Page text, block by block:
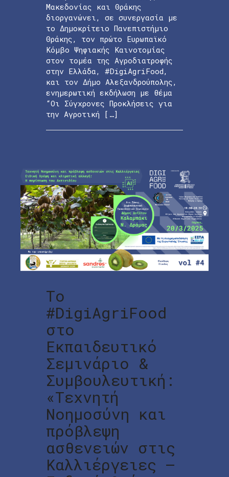
Μακεδονίας και Θράκης
διοργανώνει, σε συνεργασία με
το Δημοκρίτειο Πανεπιστήμιο
Θράκης, τον πρώτο Ευρωπαϊκό
Κόμβο Ψηφιακής Καινοτομίας
στον τομέα της Αγροδιατροφής
στην Ελλάδα, #DigiAgriFood,
και τον Δήμο Αλεξανδρούπολης,
ενημερωτική εκδήλωση με θέμα
“Οι Σύγχρονες Προκλήσεις για
την Αγροτική […]
Το
#DigiAgriFood
στο
Εκπαιδευτικό
Σεμινάριο &
Συμβουλευτική:
«Τεχνητή
Νοημοσύνη και
πρόβλεψη
ασθενειών στις
Καλλιέργειες –